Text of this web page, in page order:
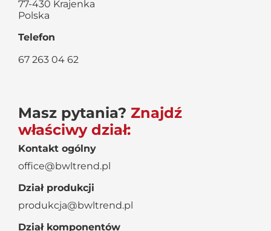
77-430 Krajenka
Polska
Telefon
67 263 04 62
Masz pytania? Znajdź
właściwy dział:
Kontakt ogólny
office@bwltrend.pl
Dział produkcji
produkcja@bwltrend.pl
Dział komponentów